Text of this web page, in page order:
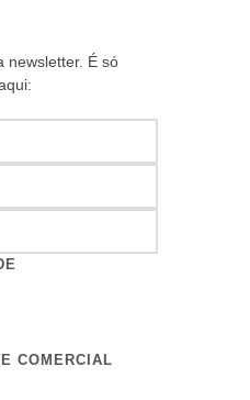
newsletter. É só
COMERCIAL